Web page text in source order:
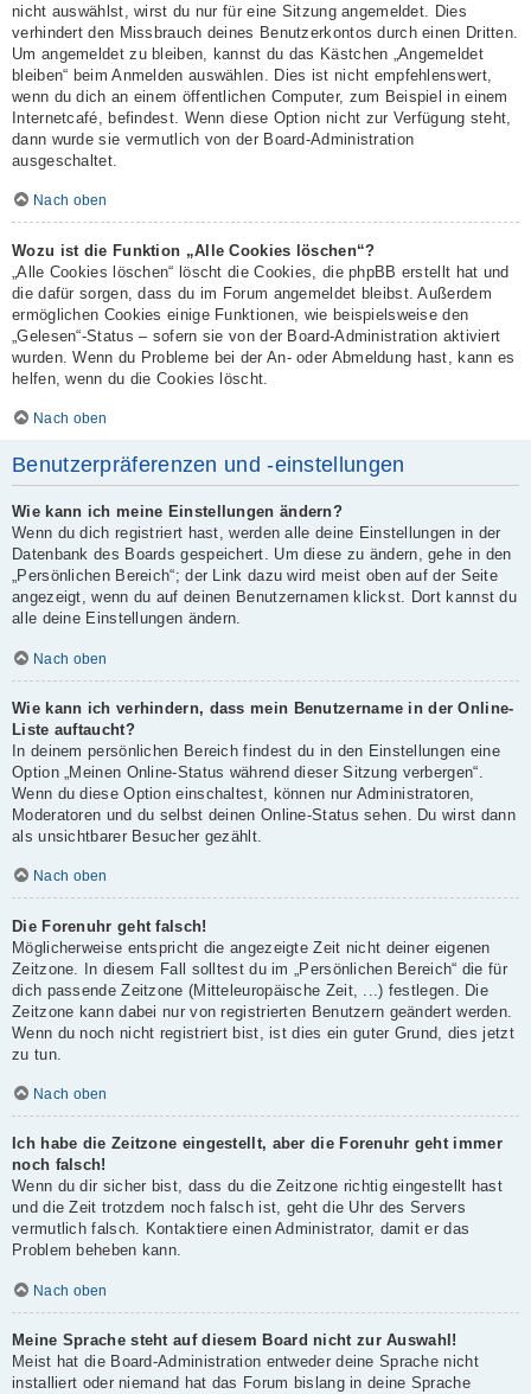
nicht auswählst, wirst du nur für eine Sitzung angemeldet. Dies
verhindert den Missbrauch deines Benutzerkontos durch einen Dritten.
Um angemeldet zu bleiben, kannst du das Kästchen „Angemeldet
bleiben“ beim Anmelden auswählen. Dies ist nicht empfehlenswert,
wenn du dich an einem öffentlichen Computer, zum Beispiel in einem
Internetcafé, befindest. Wenn diese Option nicht zur Verfügung steht,
dann wurde sie vermutlich von der Board-Administration
ausgeschaltet.
Nach oben
Wozu ist die Funktion „Alle Cookies löschen“?
„Alle Cookies löschen“ löscht die Cookies, die phpBB erstellt hat und
die dafür sorgen, dass du im Forum angemeldet bleibst. Außerdem
ermöglichen Cookies einige Funktionen, wie beispielsweise den
„Gelesen“-Status – sofern sie von der Board-Administration aktiviert
wurden. Wenn du Probleme bei der An- oder Abmeldung hast, kann es
helfen, wenn du die Cookies löscht.
Nach oben
Benutzerpräferenzen und -einstellungen
Wie kann ich meine Einstellungen ändern?
Wenn du dich registriert hast, werden alle deine Einstellungen in der
Datenbank des Boards gespeichert. Um diese zu ändern, gehe in den
„Persönlichen Bereich“; der Link dazu wird meist oben auf der Seite
angezeigt, wenn du auf deinen Benutzernamen klickst. Dort kannst du
alle deine Einstellungen ändern.
Nach oben
Wie kann ich verhindern, dass mein Benutzername in der Online-
Liste auftaucht?
In deinem persönlichen Bereich findest du in den Einstellungen eine
Option „Meinen Online-Status während dieser Sitzung verbergen“.
Wenn du diese Option einschaltest, können nur Administratoren,
Moderatoren und du selbst deinen Online-Status sehen. Du wirst dann
als unsichtbarer Besucher gezählt.
Nach oben
Die Forenuhr geht falsch!
Möglicherweise entspricht die angezeigte Zeit nicht deiner eigenen
Zeitzone. In diesem Fall solltest du im „Persönlichen Bereich“ die für
dich passende Zeitzone (Mitteleuropäische Zeit, ...) festlegen. Die
Zeitzone kann dabei nur von registrierten Benutzern geändert werden.
Wenn du noch nicht registriert bist, ist dies ein guter Grund, dies jetzt
zu tun.
Nach oben
Ich habe die Zeitzone eingestellt, aber die Forenuhr geht immer
noch falsch!
Wenn du dir sicher bist, dass du die Zeitzone richtig eingestellt hast
und die Zeit trotzdem noch falsch ist, geht die Uhr des Servers
vermutlich falsch. Kontaktiere einen Administrator, damit er das
Problem beheben kann.
Nach oben
Meine Sprache steht auf diesem Board nicht zur Auswahl!
Meist hat die Board-Administration entweder deine Sprache nicht
installiert oder niemand hat das Forum bislang in deine Sprache